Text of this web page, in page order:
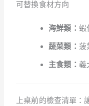
可替換食材方向
海鮮類： 蝦
蔬菜類： 菠
主食類： 義
上桌前的檢查清單：